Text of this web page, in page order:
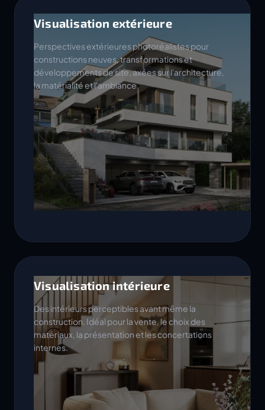
Visualisation extérieure
Perspectives extérieures photoréalistes pour
constructions neuves, transformations et
développements de site, axées sur l'architecture,
la matérialité et l'ambiance.
Visualisation intérieure
Des intérieurs perceptibles avant même la
construction. Idéal pour la vente, le choix des
matériaux, la présentation et les concertations
internes.